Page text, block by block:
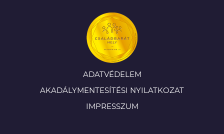
ADATVÉDELEM
AKADÁLYMENTESÍTÉSI NYILATKOZAT
IMPRESSZUM